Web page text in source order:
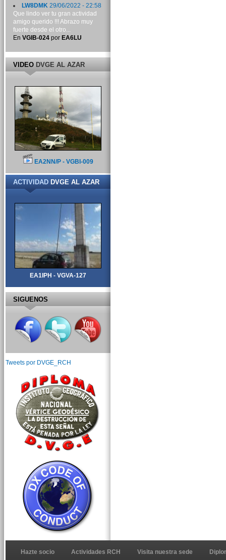
LW8DMK29/06/2022 - 22:58
Que lindo ver tu gran actividad
amigo querido !!! Abrazo muy
fuerte desde el otro...
En VGIB-024por EA6LU
VIDEODVGE AL AZAR
EA2NN/P - VGBI-009
ACTIVIDADDVGE AL AZAR
EA1IPH - VGVA-127
SIGUENOS
Tweets por DVGE_RCH
Hazte socio Actividades RCH Visita nuestra sede